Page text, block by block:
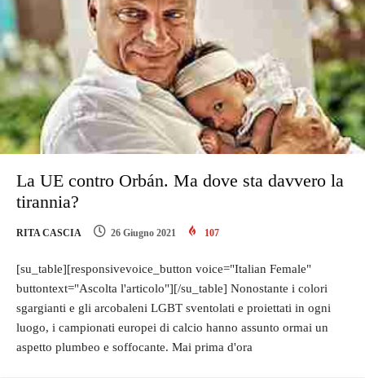
La UE contro Orbán. Ma dove sta davvero la
tirannia?
RITA CASCIA 26 Giugno 2021 107
[su_table][responsivevoice_button voice="Italian Female"
buttontext="Ascolta l'articolo"][/su_table] Nonostante i colori
sgargianti e gli arcobaleni LGBT sventolati e proiettati in ogni
luogo, i campionati europei di calcio hanno assunto ormai un
aspetto plumbeo e soffocante. Mai prima d'ora